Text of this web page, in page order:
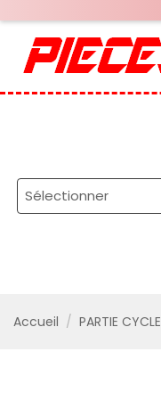
Sélectionner
Accueil PARTIE CYCLE